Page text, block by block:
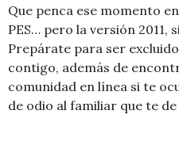
Que penca ese momento
PES… pero la versión 2011,
Prepárate para ser
contigo, además de
comunidad en línea si te
de odio al familiar que te